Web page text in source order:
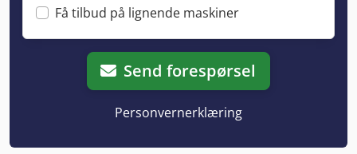
Få tilbud på lignende maskiner
Send forespørsel
Personvernerklæring